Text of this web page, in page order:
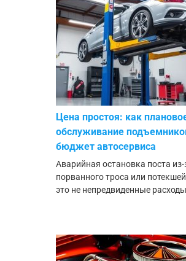
Цена простоя: как
обслуживание
бюджет автосервиса
Аварийная остановка поста из-
порванного троса или
это не непредвиденные